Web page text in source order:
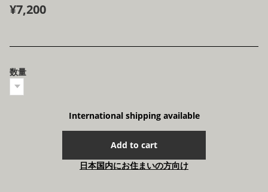
¥7,200
数量
International shipping available
Add to cart
日本国内にお住まいの方向け